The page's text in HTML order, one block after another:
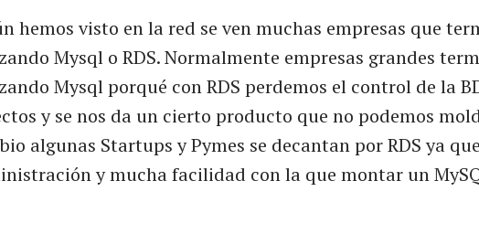
hemos visto en la red se ven muchas empresas que
Mysql o RDS. Normalmente empresas grandes
Mysql porqué con RDS perdemos el control de la
y se nos da un cierto producto que no podemos
algunas Startups y Pymes se decantan por RDS ya
y mucha facilidad con la que montar un